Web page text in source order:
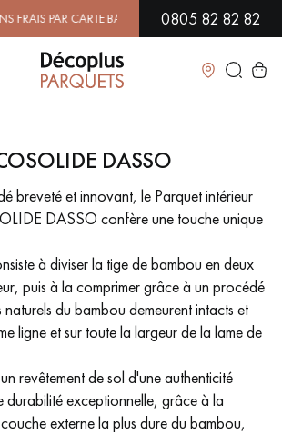
PAR CARTE BANCAIRE.EN SAVOIR PLUS|
0805 82 82 82
Fermer
LES PLUS COURANTES
PARQUET CONTRECOLLÉ -
PARQUETS À MOTIFS
PARQUET VERNIS
PARQUET EN BOIS BRUT
PARQUET FUMÉ
DASSO
breveté et innovant, le Parquet intérieur
DASSO confère une touche unique
à diviser la tige de bambou en deux
puis à la comprimer grâce à un procédé
du bambou demeurent intacts et
ligne et sur toute la largeur de la lame de
revêtement de sol d'une authenticité
durabilité exceptionnelle, grâce à la
externe la plus dure du bambou,